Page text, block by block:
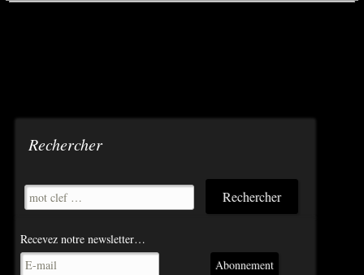
Rechercher
Recevez notre newsletter…
Abonnement